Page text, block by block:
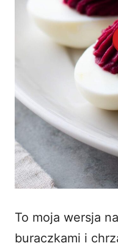
To moja wersja
buraczkami i